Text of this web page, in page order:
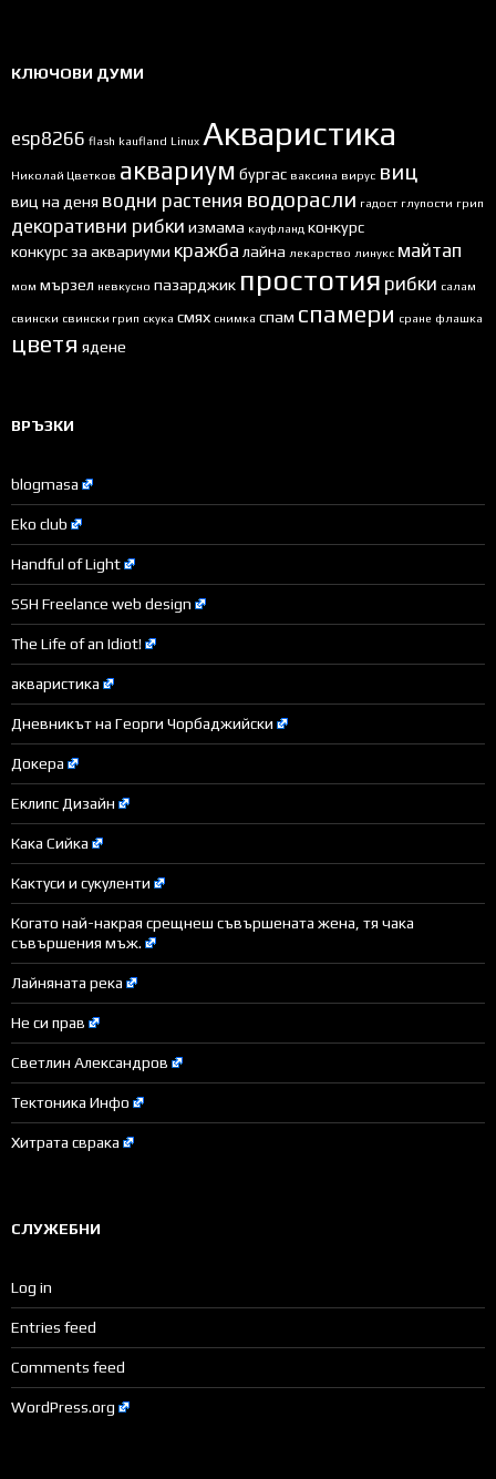
КЛЮЧОВИ ДУМИ
esp8266 flash kaufland Linux Акваристика
Николай Цветков аквариум бургас ваксина вирус виц
виц на деня водни растения водорасли гадост глупости грип
декоративни рибки измама кауфланд конкурс
конкурс за аквариуми кражба лайна лекарство линукс майтап
мом мързел невкусно пазарджик простотия рибки салам
свински свински грип скука смях снимка спам спамери сране флашка
цветя ядене
ВРЪЗКИ
blogmasa
Eko club
Handful of Light
SSH Freelance web design
The Life of an Idiot!
акваристика
Дневникът на Георги Чорбаджийски
Докера
Еклипс Дизайн
Кака Сийка
Кактуси и сукуленти
Когато най-накрая срещнеш съвършената жена, тя чака
съвършения мъж.
Лайняната река
Не си прав
Светлин Александров
Тектоника Инфо
Хитрата сврака
СЛУЖЕБНИ
Log in
Entries feed
Comments feed
WordPress.org